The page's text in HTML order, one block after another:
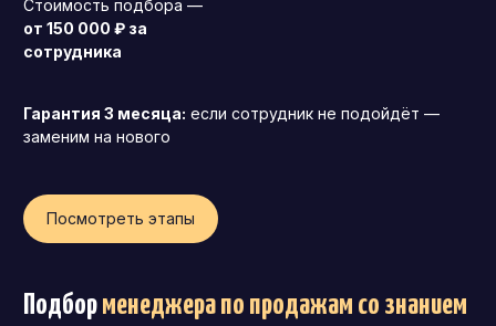
Стоимость подбора —
от 150 000 ₽ за
сотрудника
Гарантия 3 месяца: если сотрудник не подойдёт —
заменим на нового
Посмотреть этапы
Подборменеджера по продажам со знанием